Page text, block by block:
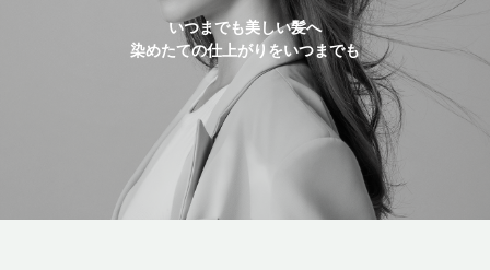
いつまでも美しい髪へ
染めたての仕上がりをいつまでも